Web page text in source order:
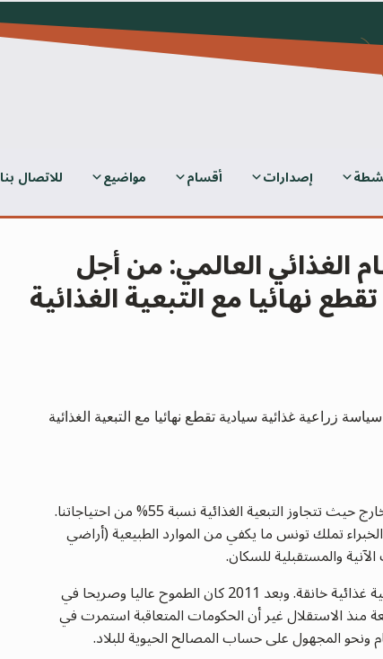
إصدارات أقسام مواضيع للاتصال بنا
الغذائي العالمي: من أجل
نهائيا مع التبعية الغذائية
زراعية غذائية سيادية تقطع نهائيا مع التبعية الغذائية
يحصل واحد من أصل اثنين من التونسيين على غذائه من الخارج حيث تتجاوز التبعية الغذائية نسبة 55% من احتياجاتنا.
تملك تونس ما يكفي من الموارد الطبيعية (أراضي
والمستقبلية للسكان.
في الواقع ما تنفك تونس في العشريات الأخيرة تغرق في تبعية غذائية خانقة. وبعد 2011 كان الطموح عاليا وصريحا في
منذ الاستقلال غير أن الحكومات المتعاقبة استمرت في
المجهول على حساب المصالح الحيوية للبلاد.